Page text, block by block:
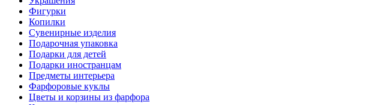
Фигурки
Копилки
Сувенирные изделия
Подарочная упаковка
Подарки для детей
Подарки иностранцам
Предметы интерьера
Фарфоровые куклы
Цветы и корзины из фарфора